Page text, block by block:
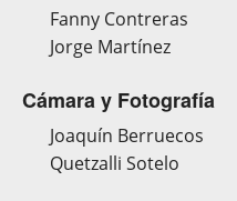
Fanny Contreras
Jorge Martínez
Cámara y Fotografía
Joaquín Berruecos
Quetzalli Sotelo